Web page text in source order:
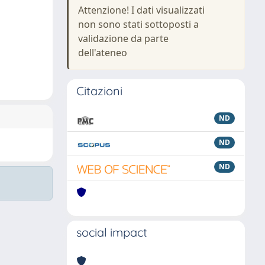
Attenzione! I dati visualizzati
non sono stati sottoposti a
validazione da parte
dell'ateneo
Citazioni
ND
ND
ND
social impact